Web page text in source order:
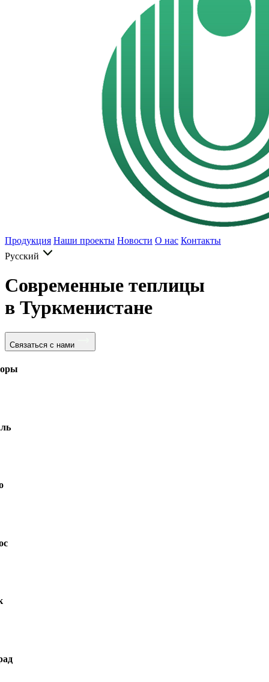
Продукция Наши проекты Новости О нас Контакты
Русский
Современные теплицы
в Туркменистане
Связаться с нами